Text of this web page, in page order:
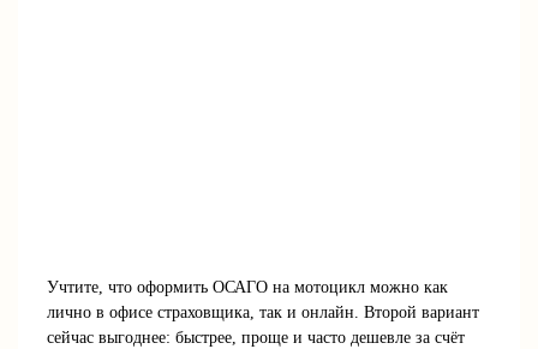
Учтите, что оформить ОСАГО на мотоцикл можно как
лично в офисе страховщика, так и онлайн. Второй вариант
сейчас выгоднее: быстрее, проще и часто дешевле за счёт